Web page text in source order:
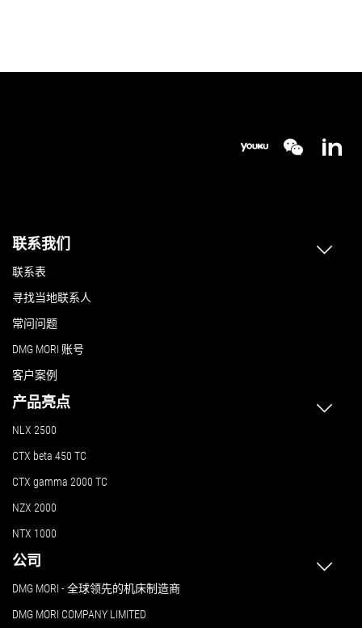
联系我们
联系表
寻找当地联系人
常问问题
DMG MORI 账号
客户案例
产品亮点
NLX 2500
CTX beta 450 TC
CTX gamma 2000 TC
NZX 2000
NTX 1000
公司
DMG MORI - 全球领先的机床制造商
DMG MORI COMPANY LIMITED